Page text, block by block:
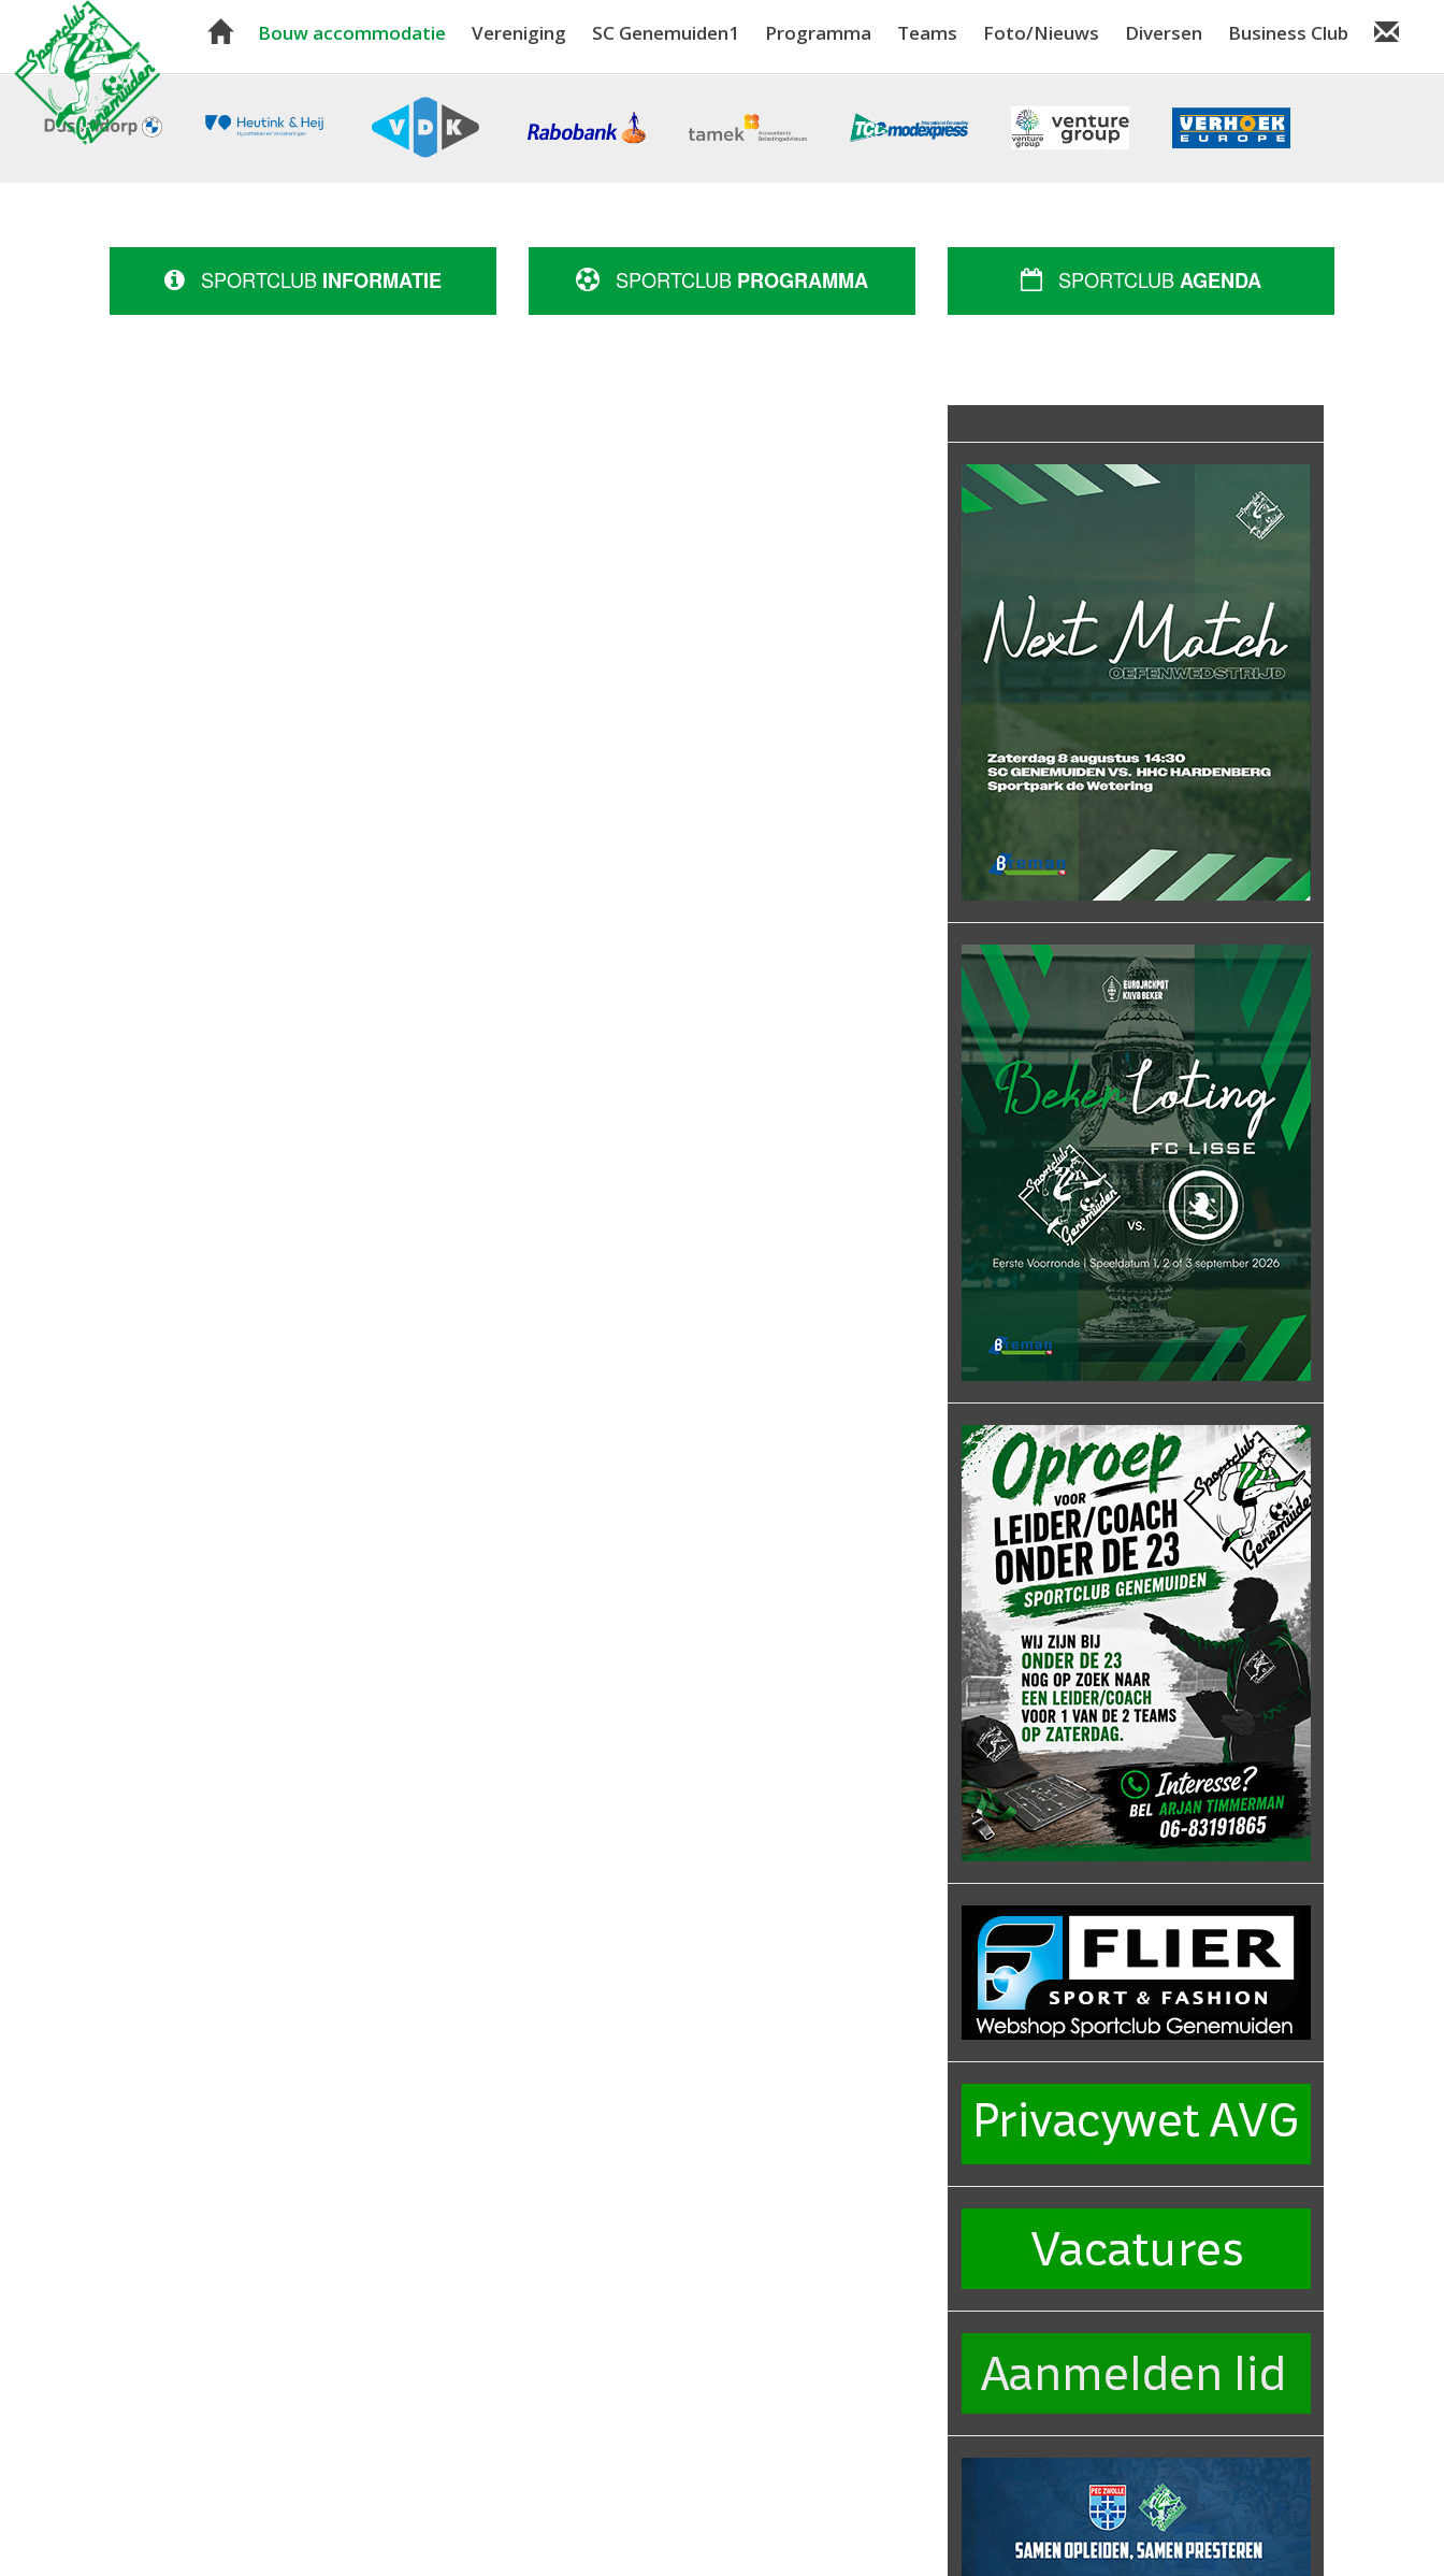
Bouw accommodatie Vereniging SC Genemuiden1 Programma Teams Foto/Nieuws Diversen Business Club
SPORTCLUB INFORMATIE SPORTCLUB PROGRAMMA SPORTCLUBAGENDA